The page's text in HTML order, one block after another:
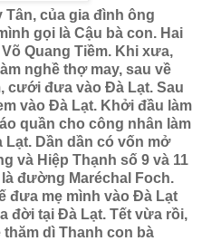
của gia đình ông
gọi là Cậu bà con. Hai
Quang Tiềm. Khi xưa,
nghề thợ may, sau về
cưới đưa vào Đà Lạt. Sau
vào Đà Lạt. Khởi đầu làm
quần cho công nhân làm
Dần dần có vốn mở
và Hiệp Thạnh số 9 và 11
đường Maréchal Foch.
đưa mẹ mình vào Đà Lạt
đời tại Đà Lạt. Tết vừa rồi,
dì Thanh con bà